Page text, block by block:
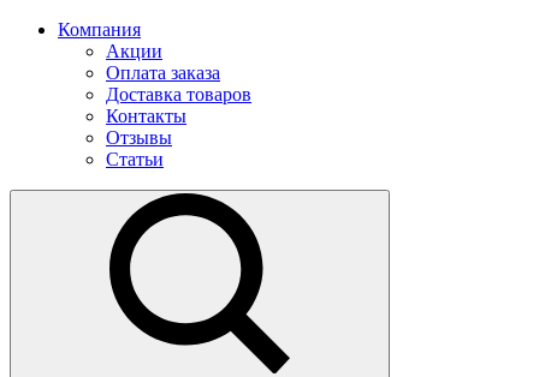
Компания
Акции
Оплата заказа
Доставка товаров
Контакты
Отзывы
Статьи